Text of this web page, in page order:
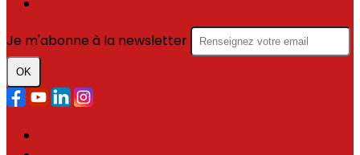
Je m'abonne à la newsletter
OK